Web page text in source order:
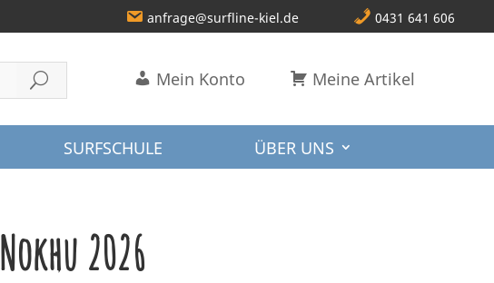
0431 641 606
anfrage@surfline-kiel.de
Meine Artikel
Mein Konto
SURFSCHULE ÜBER UNS
2026